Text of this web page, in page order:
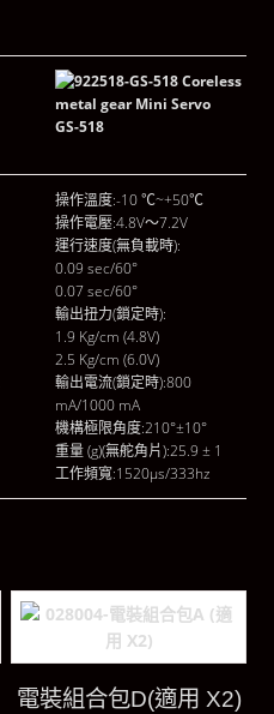
GS-518
操作溫度:-10 ℃~+50℃
操作電壓:4.8V～7.2V
運行速度(無負載時):
0.09 sec/60°
0.07 sec/60°
輸出扭力(鎖定時):
1.9 Kg/cm (4.8V)
2.5 Kg/cm (6.0V)
輸出電流(鎖定時):800
mA/1000 mA
機構極限角度:210°±10°
重量 (g)(無舵角片):25.9 ± 1
工作頻寬:1520μs/333hz
電裝組合包D(適用 X2)